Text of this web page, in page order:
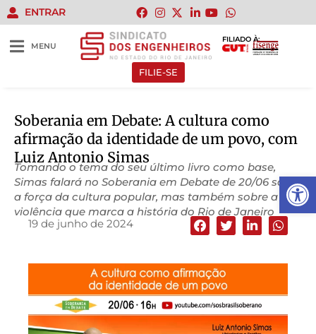
Abrir
ENTRAR
MENU
FILIADO À:
FILIE-SE
Soberania em Debate: A cultura como
afirmação da identidade de um povo, com
Luiz Antonio Simas
Tomando o tema do seu último livro como base,
Simas falará no Soberania em Debate de 20/06 sobre
a força da cultura popular, mas também sobre a
violência que marca a história do Rio de Janeiro
19 de junho de 2024